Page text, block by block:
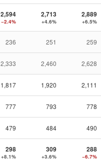
2,594
−2.4%
2,713
+4.6%
2,889
+6.5%
236 251 259
2,333 2,460 2,628
1,817 1,920 2,111
777 793 778
479 484 490
298
+8.1%
309
+3.6%
288
−6.7%